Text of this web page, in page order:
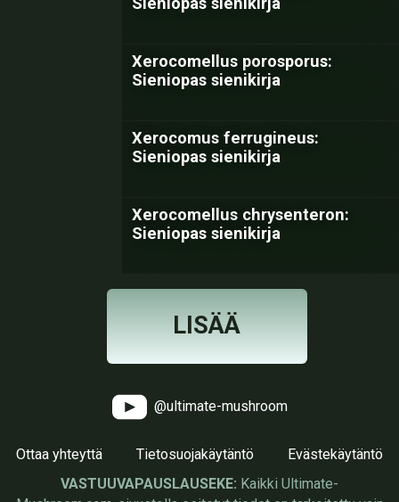
Xerocomellus porosporus:
Sieniopas sienikirja
Xerocomus ferrugineus:
Sieniopas sienikirja
Xerocomellus chrysenteron:
Sieniopas sienikirja
LISÄÄ
@ultimate-mushroom
Ottaa yhteyttä Tietosuojakäytäntö
Evästekäytäntö
VASTUUVAPAUSLAUSEKE: Kaikki Ultimate-